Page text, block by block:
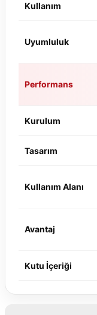
Kullanım
Uyumluluk
Performans
Kurulum
Tasarım
Kullanım Alanı
Avantaj
Kutu İçeriği